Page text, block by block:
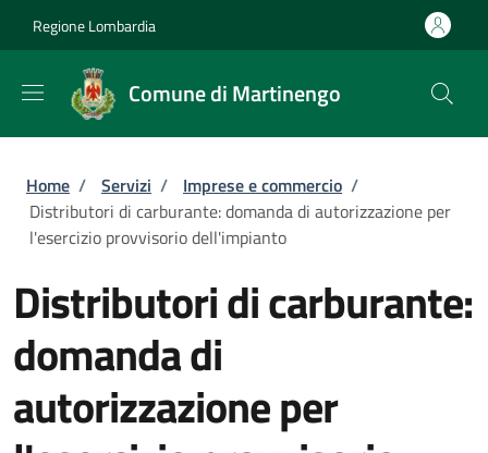
Regione Lombardia
Comune di Martinengo
Briciole di pane
Home / Servizi / Imprese e commercio /
Distributori di carburante: domanda di autorizzazione per
l'esercizio provvisorio dell'impianto
Distributori di carburante:
domanda di
autorizzazione per